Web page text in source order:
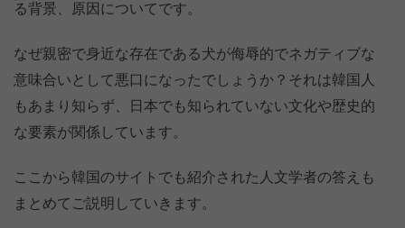
る背景、原因についてです。
なぜ親密で身近な存在である犬が侮辱的でネガティブな
意味合いとして悪口になったでしょうか？それは韓国人
もあまり知らず、日本でも知られていない文化や歴史的
な要素が関係しています。
ここから韓国のサイトでも紹介された人文学者の答えも
まとめてご説明していきます。